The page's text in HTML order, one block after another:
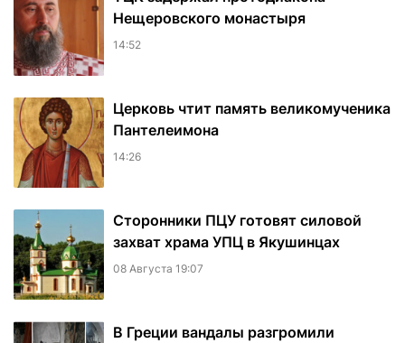
Нещеровского монастыря
14:52
Церковь чтит память великомученика
Пантелеимона
14:26
Сторонники ПЦУ готовят силовой
захват храма УПЦ в Якушинцах
08 Августа 19:07
В Греции вандалы разгромили